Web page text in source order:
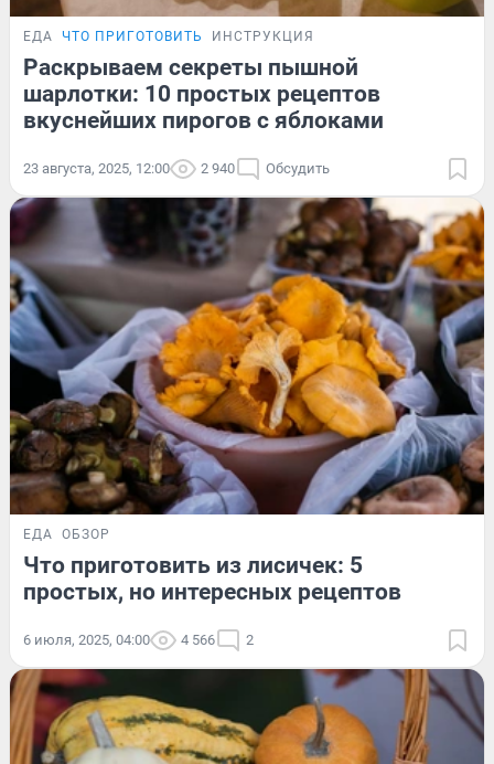
ЕДА ЧТО ПРИГОТОВИТЬ ИНСТРУКЦИЯ
Раскрываем секреты пышной
шарлотки: 10 простых рецептов
вкуснейших пирогов с яблоками
23 августа, 2025, 12:00 2 940 Обсудить
ЕДА ОБЗОР
Что приготовить из лисичек: 5
простых, но интересных рецептов
6 июля, 2025, 04:00 4 566 2